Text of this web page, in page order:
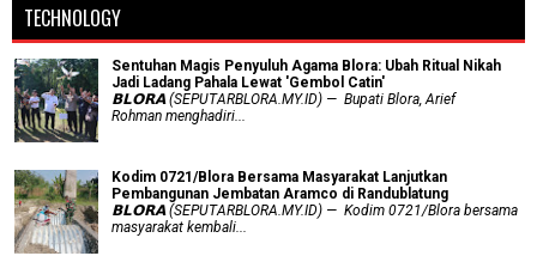
TECHNOLOGY
Sentuhan Magis Penyuluh Agama Blora: Ubah Ritual Nikah
Jadi Ladang Pahala Lewat 'Gembol Catin'
𝗕𝗟𝗢𝗥𝗔 (SEPUTARBLORA.MY.ID) — Bupati Blora, Arief
Rohman menghadiri...
Kodim 0721/Blora Bersama Masyarakat Lanjutkan
Pembangunan Jembatan Aramco di Randublatung
𝗕𝗟𝗢𝗥𝗔 (SEPUTARBLORA.MY.ID) — Kodim 0721/Blora bersama
masyarakat kembali...